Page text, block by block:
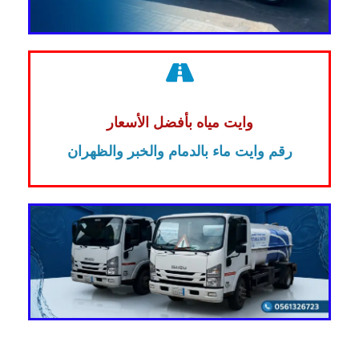
وايت مياه بأفضل الأسعار
رقم وايت ماء بالدمام والخبر والظهران